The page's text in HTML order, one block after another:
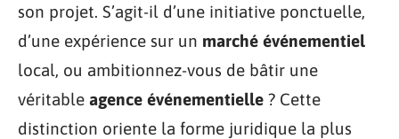
son projet. S’agit-il d’une initiative ponctuelle,
d’une expérience sur un marché événementiel
local, ou ambitionnez-vous de bâtir une
véritable agence événementielle ? Cette
distinction oriente la forme juridique la plus